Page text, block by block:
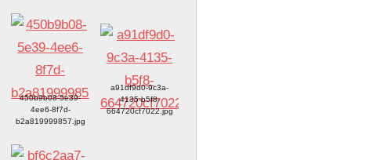
450b9b08-5e39-
4ee6-8f7d-
b2a819999857.jpg
a91df9d0-9c3a-
4135-b5f8-
664720cf7022.jpg